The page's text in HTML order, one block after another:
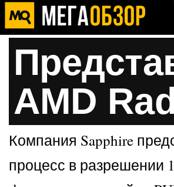
AMD
Компания Sapphire
процесс в разрешении